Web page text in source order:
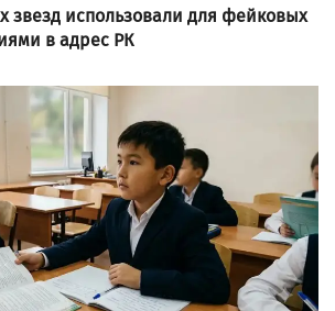
звезд использовали для фейковых
в адрес РК